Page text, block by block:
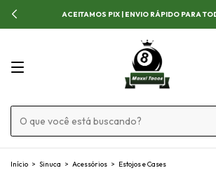
APROVEITE AS OFERTAS POR
Início > Sinuca > Acessórios > Estojos e Cases